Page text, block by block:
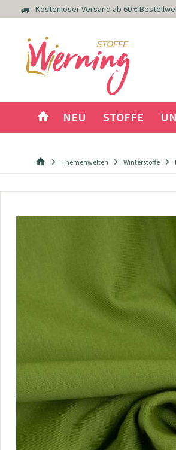
Kostenloser Versand ab 60 €
NEU STOFFE
Themenwelten Winterstoffe